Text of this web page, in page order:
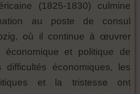
(1825-1830) culmine
au poste de consul
où il continue à œuvrer
économique et politique de
difficultés économiques, les
et la tristesse ont